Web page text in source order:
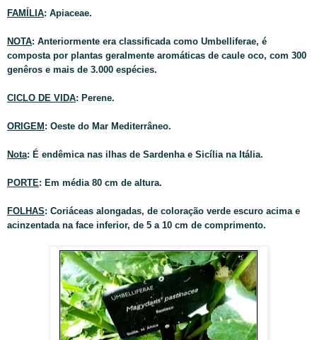
FAMÍLIA: Apiaceae.
NOTA: Anteriormente era classificada como Umbelliferae, é
composta por plantas geralmente aromáticas de caule oco, com 300
genêros e mais de 3.000 espécies.
CICLO DE VIDA: Perene.
ORIGEM: Oeste do Mar Mediterrâneo.
Nota: É endêmica nas ilhas de Sardenha e Sicília na Itália.
PORTE: Em média 80 cm de altura.
FOLHAS: Coriáceas alongadas, de coloração verde escuro acima e
acinzentada na face inferior, de 5 a 10 cm de comprimento.